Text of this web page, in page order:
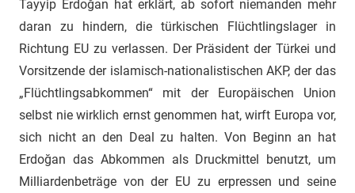
Tayyip Erdoğan hat erklärt, ab sofort niemanden mehr
daran zu hindern, die türkischen Flüchtlingslager in
Richtung EU zu verlassen. Der Präsident der Türkei und
Vorsitzende der islamisch-nationalistischen AKP, der das
„Flüchtlingsabkommen“ mit der Europäischen Union
selbst nie wirklich ernst genommen hat, wirft Europa vor,
sich nicht an den Deal zu halten. Von Beginn an hat
Erdoğan das Abkommen als Druckmittel benutzt, um
Milliardenbeträge von der EU zu erpressen und seine